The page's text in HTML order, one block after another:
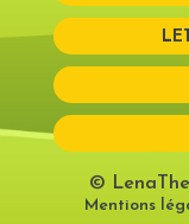
©
Mentions